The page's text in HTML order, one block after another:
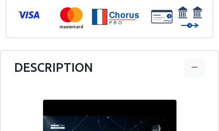
mastercard
Chorus
PRO
€
€
DESCRIPTION